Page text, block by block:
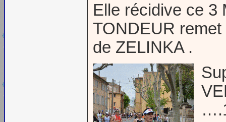
Elle récidive ce 3
TONDEUR
de ZELINKA .